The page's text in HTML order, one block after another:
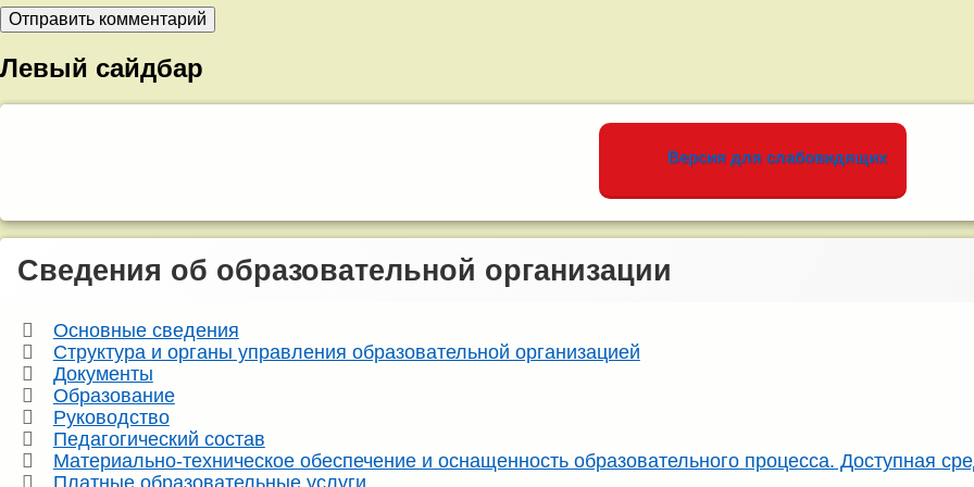
Левый сайдбар
Версия для слабовидящих
Сведения об образовательной организации
Основные сведения
Структура и органы управления образовательной организацией
Документы
Образование
Руководство
Педагогический состав
Материально-техническое обеспечение и оснащенность образовательного процесса. Доступная